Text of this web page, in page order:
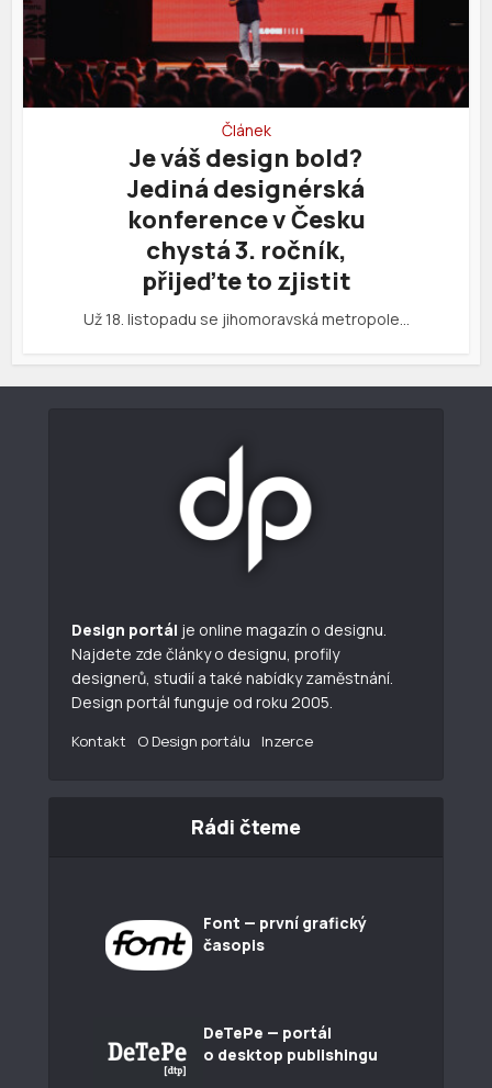
Článek
Je váš design bold?
Jediná designérská
konference v Česku
chystá 3. ročník,
přijeďte to zjistit
Už 18. listopadu se jihomoravská metropole…
Design portál je online magazín o designu.
Najdete zde články o designu, profily
designerů, studií a také nabídky zaměstnání.
Design portál funguje od roku 2005.
Kontakt O Design portálu Inzerce
Rádi čteme
Font — první grafický
časopis
DeTePe — portál
o desktop publishingu